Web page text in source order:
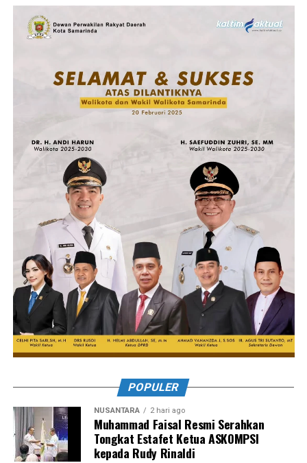
POPULER
NUSANTARA 2 hari ago
Muhammad Faisal Resmi Serahkan
Tongkat Estafet Ketua ASKOMPSI
kepada Rudy Rinaldi